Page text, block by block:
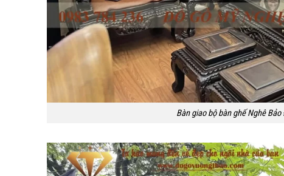
Bàn giao bộ bàn ghế Nghê